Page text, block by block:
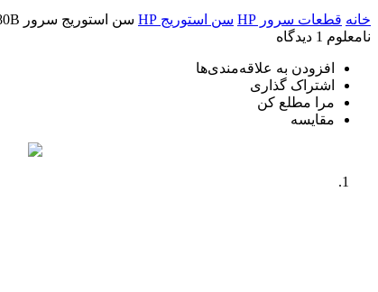
خانه قطعات سرور HP سن استوریج HP
سن استوریج سرور HPE MSA 2062 SAN Storage Array (SFF) R0Q80B
نامعلوم 1 دیدگاه
افزودن به علاقه‌مندی‌ها
اشتراک گذاری
مرا مطلع کن
مقایسه